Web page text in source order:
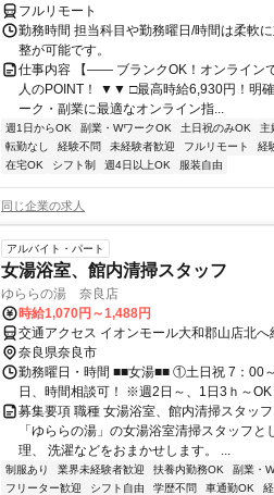
フルリモート
勤務時間 担当科目や勤務曜日/時間は柔軟
整が可能です。
仕事内容 【―― ブランクOK！オンライ
人のPOINT！ ▼▼ □最高時給6,930円！明
ーク・副業に最適なオンライン指...
週1日からOK 副業・WワークOK 土日祝のみOK 主
転勤なし
経験不問 未経験者歓迎 フルリモート 経
在宅OK
シフト制 週4日以上OK 服装自由
同じ企業の求人
アルバイト・パート
女湯浴室、館内清掃スタッフ
ゆららの湯 奈良店
時給1,070円～1,488円
交通アクセス イオンモール大和郡山店北
奈良県奈良市
勤務曜日・時間 ■■女湯■■ ①土日祝 7：
日、時間相談可！ ※週2日～、1日3ｈ～OK
募集要項 職種 女湯浴室、館内清掃スタッ
「ゆららの湯」の女湯浴室清掃スタッフ
理、 洗濯などをおまかせします。 ...
制服あり 業界未経験者歓迎 扶養内勤務OK 副業・
フリーター歓迎
シフト自由 学歴不問 車通勤OK